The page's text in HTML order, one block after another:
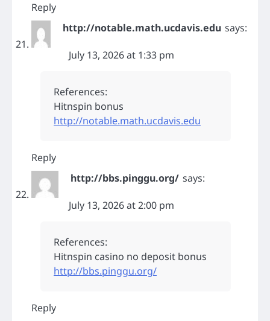
Reply
http://notable.math.ucdavis.edu says:
July 13, 2026 at 1:33 pm
References:
Hitnspin bonus
http://notable.math.ucdavis.edu
Reply
http://bbs.pinggu.org/ says:
July 13, 2026 at 2:00 pm
References:
Hitnspin casino no deposit bonus
http://bbs.pinggu.org/
Reply